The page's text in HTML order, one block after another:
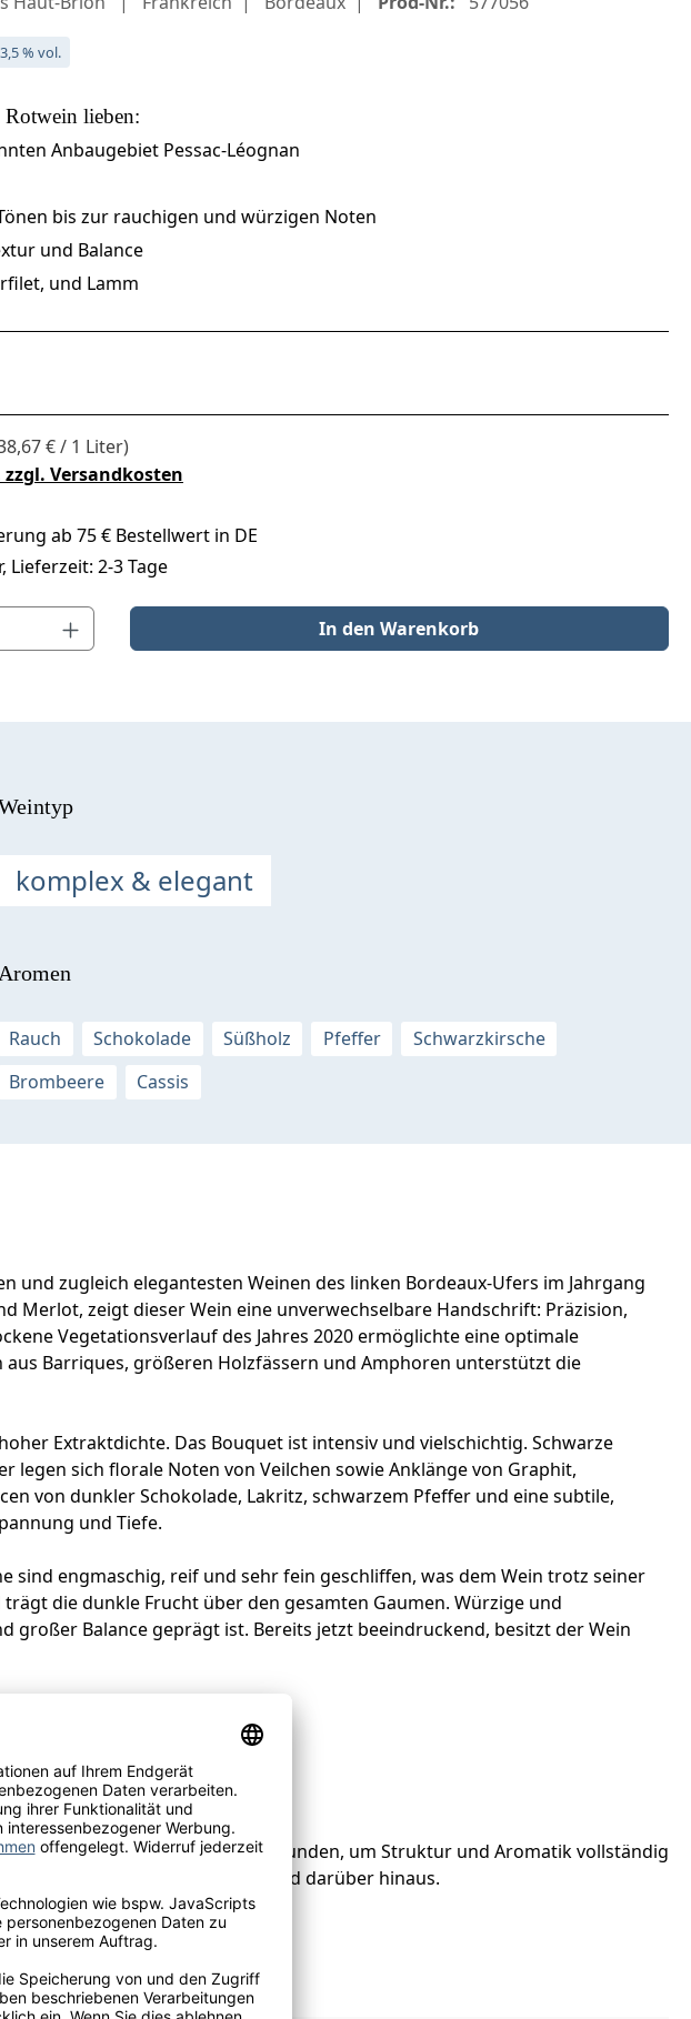
% vol.
Rotwein lieben:
Anbaugebiet Pessac-Léognan
bis zur rauchigen und würzigen Noten
und Balance
und Lamm
€ / 1 Liter)
Versandkosten
ab 75 € Bestellwert in DE
2-3 Tage
gewünschten Wert ein oder benutze die Schaltflächen um die Anzahl zu erhöhen oder zu
In den Warenkorb
komplex & elegant
Aromen
Rauch Schokolade Süßholz Pfeffer
Schwarzkirsche
Brombeere
Cassis
und zugleich elegantesten Weinen des linken Bordeaux-Ufers im Jahrgang
Merlot, zeigt dieser Wein eine unverwechselbare Handschrift: Präzision,
Vegetationsverlauf des Jahres 2020 ermöglichte eine optimale
Barriques, größeren Holzfässern und Amphoren unterstützt die
Extraktdichte. Das Bouquet ist intensiv und vielschichtig. Schwarze
legen sich florale Noten von Veilchen sowie Anklänge von Graphit,
von dunkler Schokolade, Lakritz, schwarzem Pfeffer und eine subtile,
und Tiefe.
engmaschig, reif und sehr fein geschliffen, was dem Wein trotz seiner
die dunkle Frucht über den gesamten Gaumen. Würzige und
großer Balance geprägt ist. Bereits jetzt beeindruckend, besitzt der Wein
Dekantieren von zwei bis drei Stunden, um Struktur und Aromatik vollständig
bis mindestens 2045 und darüber hinaus.